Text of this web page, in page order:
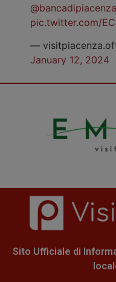
@bancadipiacenza
pic.twitter.com/
—
January 12, 2024
Sito Ufficiale di